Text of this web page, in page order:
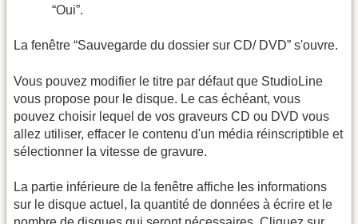
“Oui”.
La fenêtre “Sauvegarde du dossier sur CD/ DVD” s'ouvre.
Vous pouvez modifier le titre par défaut que StudioLine
vous propose pour le disque. Le cas échéant, vous
pouvez choisir lequel de vos graveurs CD ou DVD vous
allez utiliser, effacer le contenu d'un média réinscriptible et
sélectionner la vitesse de gravure.
La partie inférieure de la fenêtre affiche les informations
sur le disque actuel, la quantité de données à écrire et le